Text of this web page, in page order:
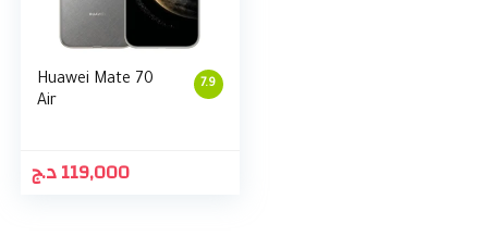
7.9
Huawei Mate 70
Air
119,000د.ج